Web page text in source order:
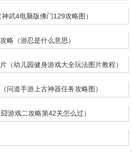
武4电脑版佛门129攻略图）
略（游忍是什么意思）
（幼儿园健身游戏大全玩法图片教程）
问道手游上古神器任务攻略图）
游戏二攻略第42关怎么过）